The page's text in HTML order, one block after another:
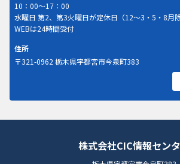
10：00～17：00
水曜日 第2、第3火曜日が定休日（12～3・5・8月除
WEBは24時間受付
住所
〒321-0962 栃木県宇都宮市今泉町383
株式会社CIC情報セン